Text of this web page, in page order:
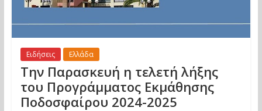
Ειδήσεις Ελλάδα
Την Παρασκευή η τελετή λήξης
του Προγράμματος Εκμάθησης
Ποδοσφαίρου 2024-2025